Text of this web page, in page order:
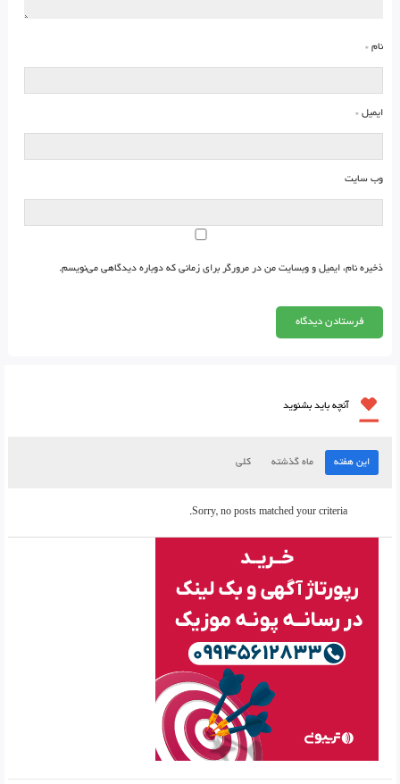
نام *
ایمیل *
وب‌ سایت
ذخیره نام، ایمیل و وبسایت من در مرورگر برای زمانی که دوباره دیدگاهی می‌نویسم.
آنچه باید بشنوید
این هفته ماه گذشته کلی
Sorry, no posts matched your criteria.